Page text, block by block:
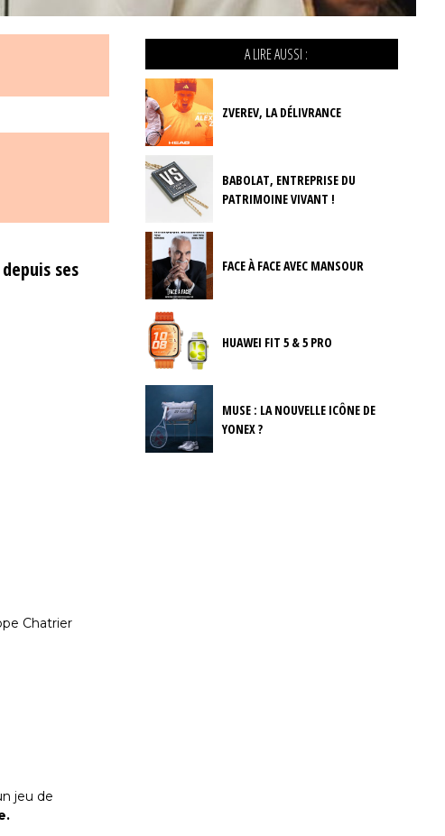
ses
Chatrier
jeu de
A LIRE AUSSI :
ZVEREV, LA DÉLIVRANCE
BABOLAT, ENTREPRISE DU
PATRIMOINE VIVANT !
FACE À FACE AVEC MANSOUR
HUAWEI FIT 5 & 5 PRO
MUSE : LA NOUVELLE ICÔNE DE
YONEX ?